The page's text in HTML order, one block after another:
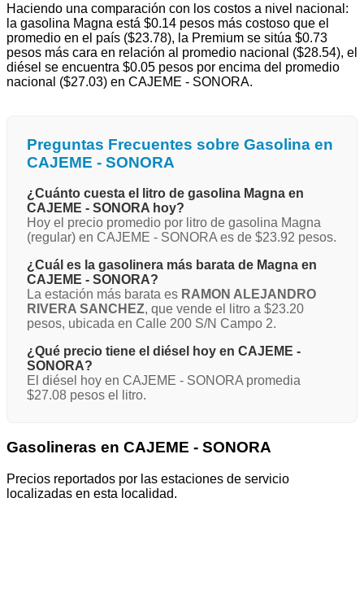
Haciendo una comparación con los costos a nivel nacional:
la gasolina Magna está $0.14 pesos más costoso que el
promedio en el país ($23.78), la Premium se sitúa $0.73
pesos más cara en relación al promedio nacional ($28.54), el
diésel se encuentra $0.05 pesos por encima del promedio
nacional ($27.03) en CAJEME - SONORA.
Preguntas Frecuentes sobre Gasolina en
CAJEME - SONORA
¿Cuánto cuesta el litro de gasolina Magna en
CAJEME - SONORA hoy?
Hoy el precio promedio por litro de gasolina Magna
(regular) en CAJEME - SONORA es de $23.92 pesos.
¿Cuál es la gasolinera más barata de Magna en
CAJEME - SONORA?
La estación más barata es RAMON ALEJANDRO
RIVERA SANCHEZ, que vende el litro a $23.20
pesos, ubicada en Calle 200 S/N Campo 2.
¿Qué precio tiene el diésel hoy en CAJEME -
SONORA?
El diésel hoy en CAJEME - SONORA promedia
$27.08 pesos el litro.
Gasolineras en CAJEME - SONORA
Precios reportados por las estaciones de servicio
localizadas en esta localidad.